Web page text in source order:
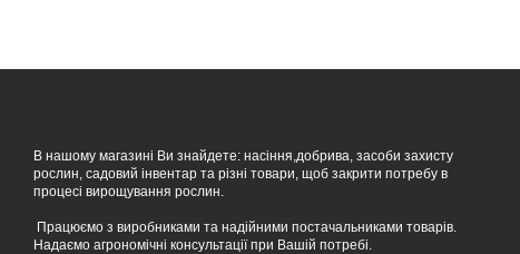
В нашому магазині Ви знайдете: насіння,добрива, засоби захисту
рослин, садовий інвентар та різні товари, щоб закрити потребу в
процесі вирощування рослин.
Працюємо з виробниками та надійними постачальниками товарів.
Надаємо агрономічні консультації при Вашій потребі.